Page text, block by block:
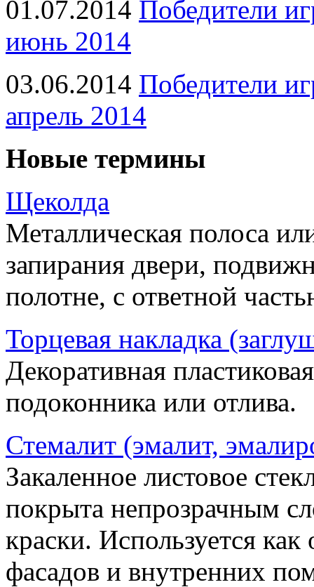
01.07.2014 Победители
июнь 2014
03.06.2014 Победители
апрель 2014
Новые термины
Щеколда
Металлическая полоса
запирания двери,
полотне, с ответной
Торцевая накладка
Декоративная
подоконника или отлива.
Стемалит (эмалит,
Закаленное листовое
покрыта непрозрачным
краски. Используется
фасадов и внутренних